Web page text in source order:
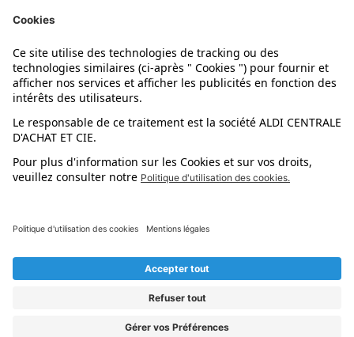
Nos marques
Nos astuces
Évènements
L'application mobile